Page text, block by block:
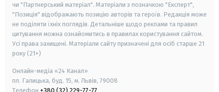
чи "Партнерський матеріал". Матеріали з позначкою "Експерт",
"Позиція" відображають позицію авторів та героїв. Редакція може
не поділяти їхніх поглядів. Детальніше щодо реклами та правил
цитування можна ознайомитись в правилах користування сайтом.
Усі права захищені. Матеріали сайту призначені для осіб старше 21
року (21+)
Онлайн-медіа «24 Канал»
пл. Галицька, буд. 15, м. Львів, 79008
Телефон +380 (32) 229-77-77